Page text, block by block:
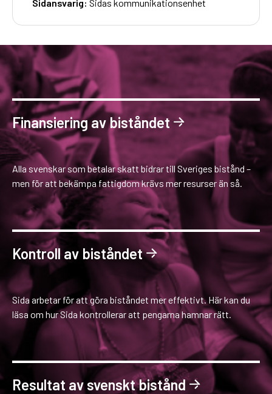
Sidansvarig: Sidas kommunikationsenhet
Finansiering av biståndet
Alla svenskar som betalar skatt bidrar till Sveriges bistånd –
men för att bekämpa fattigdom krävs mer resurser än så.
Kontroll av biståndet
Sida arbetar för att göra biståndet mer effektivt. Här kan du
läsa om hur Sida kontrollerar att pengarna hamnar rätt.
Resultat av svenskt bistånd